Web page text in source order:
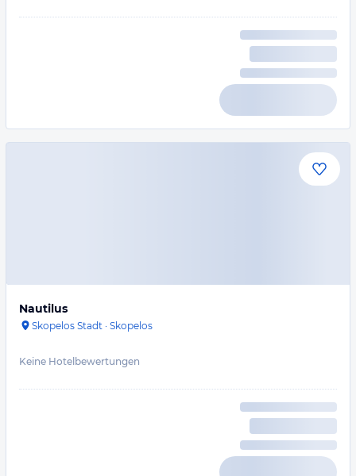
Nautilus
Skopelos Stadt · Skopelos
Keine Hotelbewertungen